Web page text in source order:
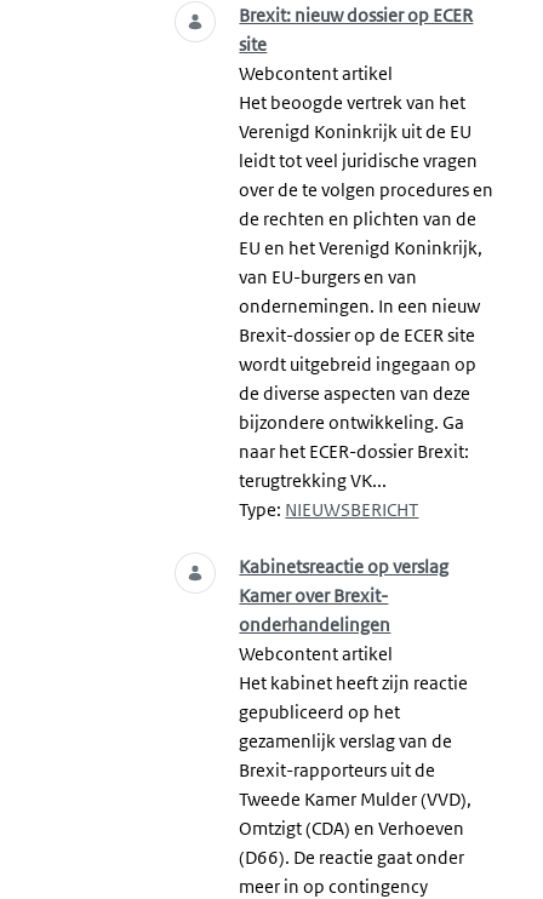
Brexit: nieuw dossier op ECER
site
Webcontent artikel
Het beoogde vertrek van het
Verenigd Koninkrijk uit de EU
leidt tot veel juridische vragen
over de te volgen procedures en
de rechten en plichten van de
EU en het Verenigd Koninkrijk,
van EU-burgers en van
ondernemingen. In een nieuw
Brexit-dossier op de ECER site
wordt uitgebreid ingegaan op
de diverse aspecten van deze
bijzondere ontwikkeling. Ga
naar het ECER-dossier Brexit:
terugtrekking VK...
Type: NIEUWSBERICHT
Kabinetsreactie op verslag
Kamer over Brexit-
onderhandelingen
Webcontent artikel
Het kabinet heeft zijn reactie
gepubliceerd op het
gezamenlijk verslag van de
Brexit-rapporteurs uit de
Tweede Kamer Mulder (VVD),
Omtzigt (CDA) en Verhoeven
(D66). De reactie gaat onder
meer in op contingency